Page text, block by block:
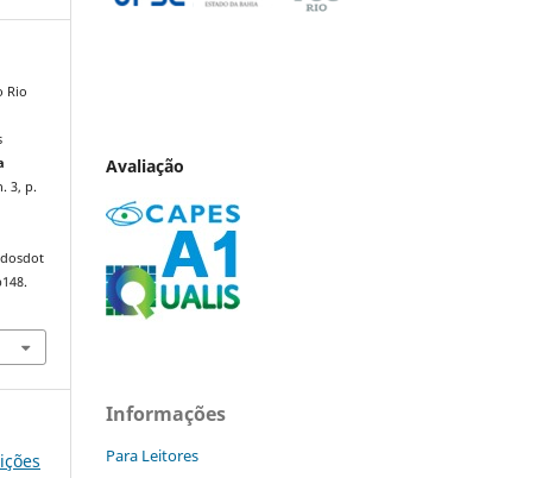
Rio
3, p.
Avaliação
Informações
Para Leitores